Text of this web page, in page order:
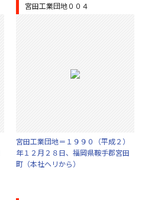
宮田工業団地００４
宮田工業団地＝１９９０（平成２）
年１２月２８日、福岡県鞍手郡宮田
町（本社ヘリから）